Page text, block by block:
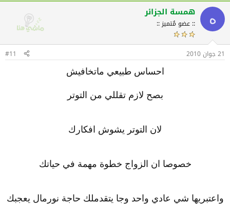
ه همسة الجزائر
:: عضو مُتميز ::
21 جوان 2010 #11
احساس طبيعي ماتخافيش
بصح لازم تقللي من التوتر
لان التوتر يشوش افكارك
خصوصا ان الزواج خطوة مهمة في حياتك
واعتبريها شي عادي واحد وجا يتقدملك حاجة نورمال يعجبك